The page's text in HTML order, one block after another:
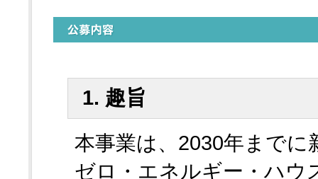
1. 趣旨
本事業は、2030年までに
ゼロ・エネルギー・ハウ